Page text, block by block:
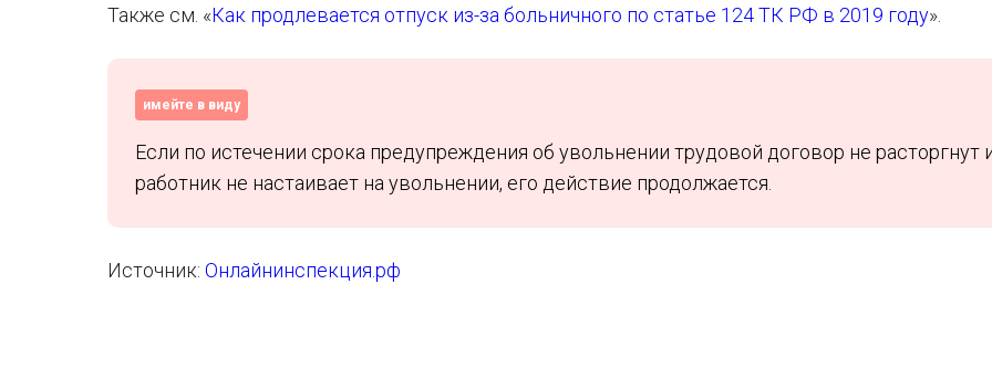
Также см. «Как продлевается отпуск из-за больничного по статье 124 ТК РФ в 2019 году».
имейте в виду
Если по истечении срока предупреждения об увольнении трудовой договор не расторгнут
работник не настаивает на увольнении, его действие продолжается.
Источник: Онлайнинспекция.рф